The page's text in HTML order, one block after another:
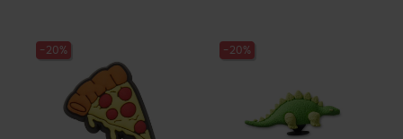
-20% -20%